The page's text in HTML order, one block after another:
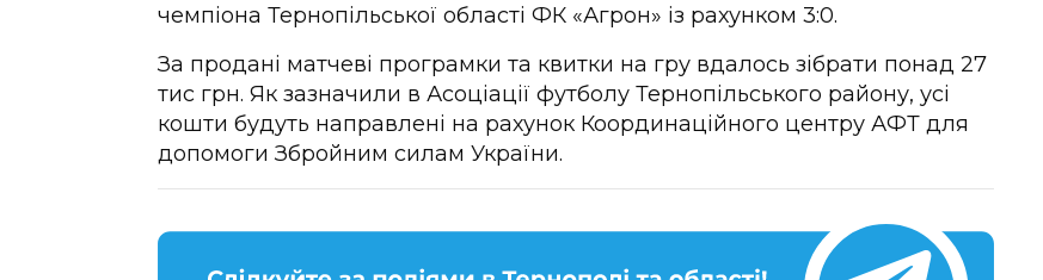
чемпіона Тернопільської області ФК «Агрон» із рахунком 3:0.
За продані матчеві програмки та квитки на гру вдалось зібрати понад 27
тис грн. Як зазначили в Асоціації футболу Тернопільського району, усі
кошти будуть направлені на рахунок Координаційного центру АФТ для
допомоги Збройним силам України.